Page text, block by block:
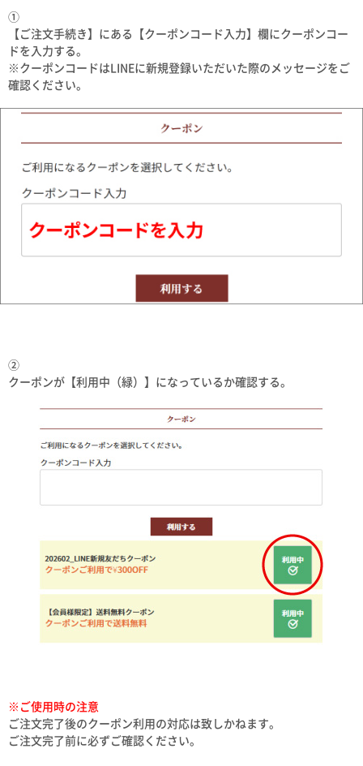
①
【ご注文手続き】にある【クーポンコード入力】欄にクーポンコー
ドを入力する。
※クーポンコードはLINEに新規登録いただいた際のメッセージをご
確認ください。
②
クーポンが【利用中（緑）】になっているか確認する。
※ご使用時の注意
ご注文完了後のクーポン利用の対応は致しかねます。
ご注文完了前に必ずご確認ください。